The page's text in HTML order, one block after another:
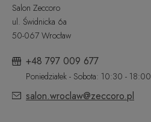
Salon Zeccoro
ul. Świdnicka 6a
50-067 Wrocław
+48 797 009 677
Poniedziałek - Sobota: 10:30 - 18:00
salon.wroclaw@zeccoro.pl